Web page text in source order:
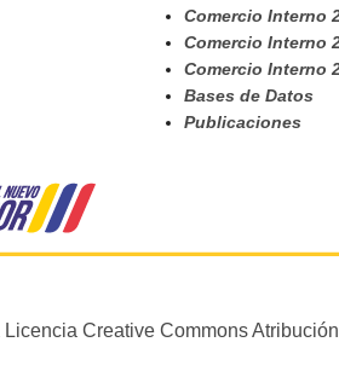
Comercio Interno
Comercio Interno
Comercio Interno
Bases de Datos
Publicaciones
Licencia Creative Commons